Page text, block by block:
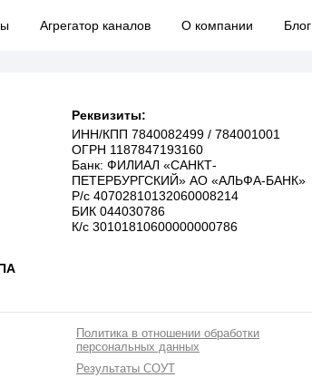
Агрегатор каналов О компании Блог
Агрегатор каналов О компании Блог
Реквизиты:
ИНН/КПП 7840082499 / 784001001
ОГРН 1187847193160
Банк: ФИЛИАЛ «САНКТ-
ПЕТЕРБУРГСКИЙ» АО «АЛЬФА-БАНК»
Р/с 40702810132060008214
БИК 044030786
К/с 30101810600000000786
Политика в отношении обработки
персональных данных
Результаты СОУТ